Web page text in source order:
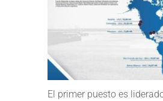
El primer puesto es